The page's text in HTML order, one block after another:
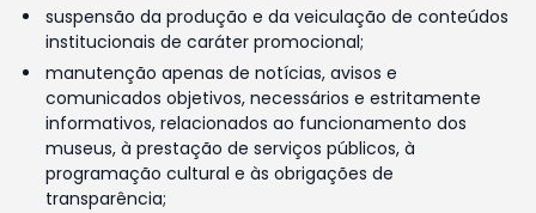
suspensão da produção e da veiculação de conteúdos
institucionais de caráter promocional;
manutenção apenas de notícias, avisos e
comunicados objetivos, necessários e estritamente
informativos, relacionados ao funcionamento dos
museus, à prestação de serviços públicos, à
programação cultural e às obrigações de
transparência;